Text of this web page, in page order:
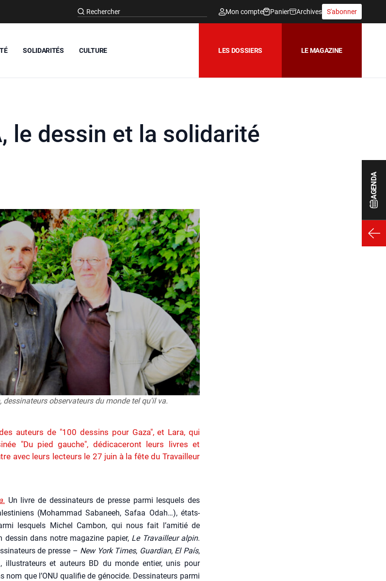
AGENDA
Mon compte Panier Archives S'abonner
SOLIDARITÉS CULTURE LES DOSSIERS LE MAGAZINE
le dessin et la solidarité
dessinateurs observateurs du monde tel qu'il va.
auteurs de "100 dessins pour Gaza", et Lara, qui
"Du pied gauche", dédicaceront leurs livres et
avec leurs lecteurs le 27 juin à la fête du Travailleur
. Un livre de des­si­na­teurs de presse par­mi les­quels des
(Moham­mad Saba­neeh, Safaa Odah…), états-
les­quels Michel Cam­bon, qui nous fait l’amitié de
des­sin dans notre maga­zine papier, Le Tra­vailleur alpin.
de presse – New York Times, Guar­dian, El País,
illus­tra­teurs et auteurs BD du monde entier, unis pour
nom que l’O­NU qua­li­fie de géno­cide. Des­si­na­teurs par­mi